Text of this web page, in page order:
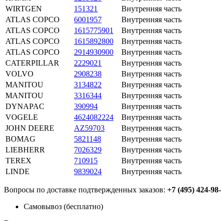
WIRTGEN
151321
Внутренняя часть
ATLAS COPCO
6001957
Внутренняя часть
ATLAS COPCO
1615775901
Внутренняя часть
ATLAS COPCO
1615892800
Внутренняя часть
ATLAS COPCO
2914930900
Внутренняя часть
CATERPILLAR
2229021
Внутренняя часть
VOLVO
2908238
Внутренняя часть
MANITOU
3134822
Внутренняя часть
MANITOU
3316344
Внутренняя часть
DYNAPAC
390994
Внутренняя часть
VOGELE
4624082224
Внутренняя часть
JOHN DEERE
AZ59703
Внутренняя часть
BOMAG
5821148
Внутренняя часть
LIEBHERR
7026329
Внутренняя часть
TEREX
710915
Внутренняя часть
LINDE
9839024 Внутренняя часть
Вопросы по доставке подтвержденных заказов: +7 (495) 424-
Самовывоз (бесплатно)